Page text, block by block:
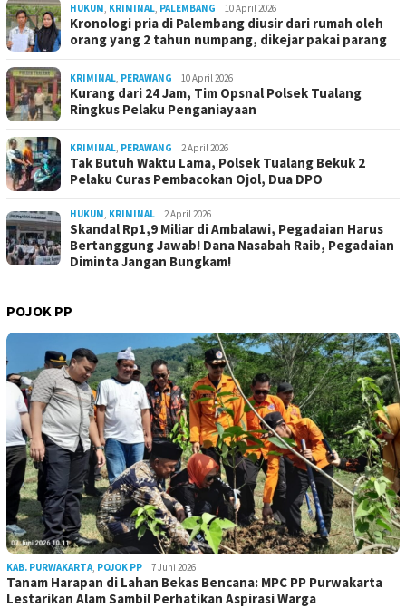
HUKUM, KRIMINAL, PALEMBANG 10 April 2026
Kronologi pria di Palembang diusir dari rumah oleh
orang yang 2 tahun numpang, dikejar pakai parang
KRIMINAL, PERAWANG 10 April 2026
Kurang dari 24 Jam, Tim Opsnal Polsek Tualang
Ringkus Pelaku Penganiayaan
KRIMINAL, PERAWANG 2 April 2026
Tak Butuh Waktu Lama, Polsek Tualang Bekuk 2
Pelaku Curas Pembacokan Ojol, Dua DPO
HUKUM, KRIMINAL 2 April 2026
Skandal Rp1,9 Miliar di Ambalawi, Pegadaian Harus
Bertanggung Jawab! Dana Nasabah Raib, Pegadaian
Diminta Jangan Bungkam!
POJOK PP
KAB. PURWAKARTA, POJOK PP 7 Juni 2026
Tanam Harapan di Lahan Bekas Bencana: MPC PP Purwakarta
Lestarikan Alam Sambil Perhatikan Aspirasi Warga